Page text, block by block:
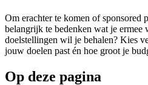
Om erachter te komen of sponsored
belangrijk te bedenken wat je ermee
doelstellingen wil je behalen? Kies
jouw doelen past én hoe groot je
Op deze pagina